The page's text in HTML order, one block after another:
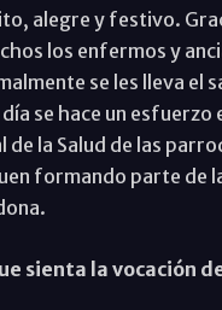
alegre y festivo.
los enfermos y
se les lleva el
se hace un
la Salud de las
formando parte de
sienta la vocación